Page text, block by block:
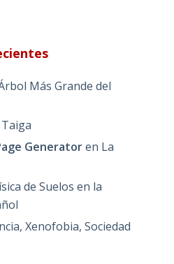
Más Grande del
Generatoren La
de Suelos en la
Xenofobia, Sociedad